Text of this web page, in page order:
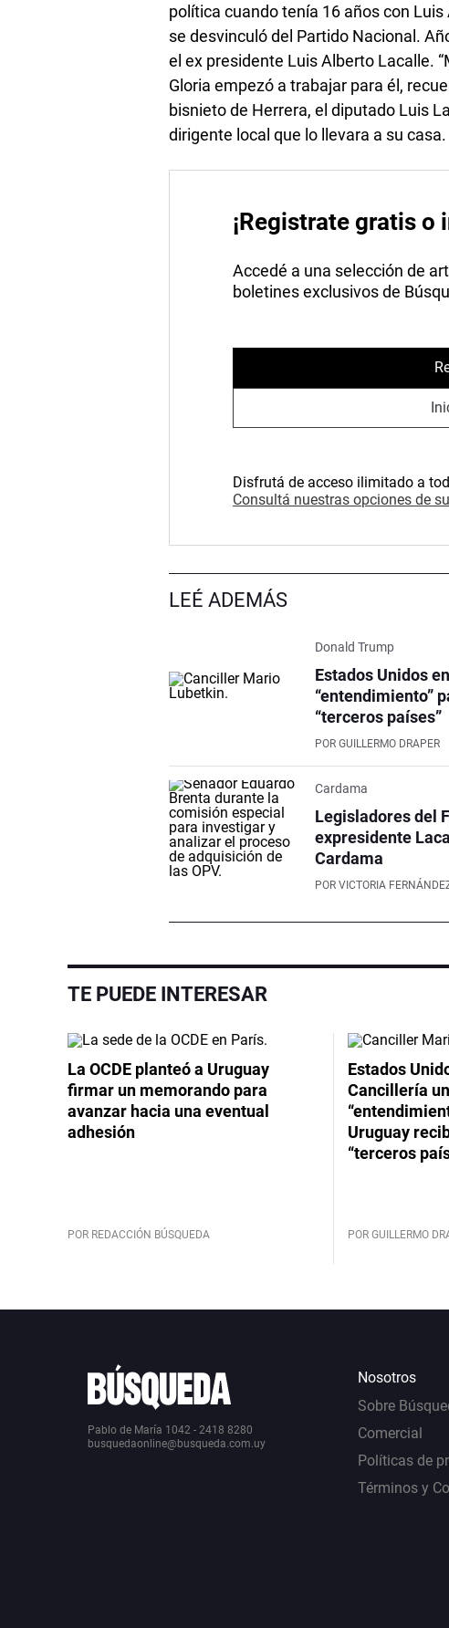
política cuando tenía 16 años con
se desvinculó del Partido Nacional.
el ex presidente Luis Alberto Lacalle.
Gloria empezó a trabajar para él,
bisnieto de Herrera, el diputado Luis
dirigente local que lo llevara a su casa.
¡Registrate gratis o
Accedé a una selección de
boletines exclusivos de
Disfrutá de acceso ilimitado a
Consultá nuestras opciones de
LEÉ ADEMÁS
Donald Trump
Estados Unidos
“entendimiento”
“terceros países”
POR GUILLERMO DRAPER
Cardama
Legisladores del
expresidente
Cardama
POR VICTORIA
TE PUEDE INTERESAR
La OCDE planteó a Uruguay
firmar un memorando para
avanzar hacia una eventual
adhesión
POR REDACCIÓN BÚSQUEDA
Estados
Cancillería
Uruguay
“terceros
POR GUILLERMO
Pablo de María 1042 - 2418 8280
busquedaonline@busqueda.com.uy
Nosotros
Sobre
Comercial
Políticas de
Términos y